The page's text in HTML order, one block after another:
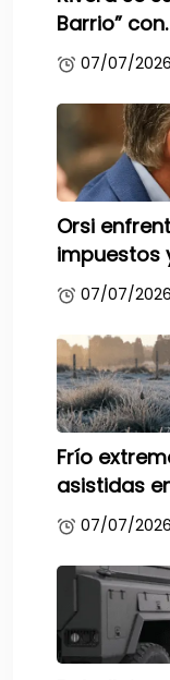
Barrio” con.
07/07/2026
Orsi
impuestos
07/07/2026
Frío
asistidas
07/07/2026